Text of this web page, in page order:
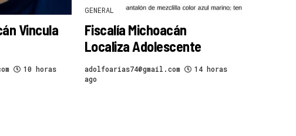
Vincula
10 horas
GENERAL
Fiscalía Michoacán
Localiza Adolescente
adolfoarias74@gmail.com
14 horas
ago